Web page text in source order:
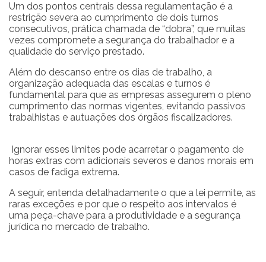
Um dos pontos centrais dessa regulamentação é a
restrição severa ao cumprimento de dois turnos
consecutivos, prática chamada de “dobra”, que muitas
vezes compromete a segurança do trabalhador e a
qualidade do serviço prestado.
Além do descanso entre os dias de trabalho, a
organização adequada das escalas e turnos é
fundamental para que as empresas assegurem o pleno
cumprimento das normas vigentes, evitando passivos
trabalhistas e autuações dos órgãos fiscalizadores.
Ignorar esses limites pode acarretar o pagamento de
horas extras com adicionais severos e danos morais em
casos de fadiga extrema.
A seguir, entenda detalhadamente o que a lei permite, as
raras exceções e por que o respeito aos intervalos é
uma peça-chave para a produtividade e a segurança
jurídica no mercado de trabalho.